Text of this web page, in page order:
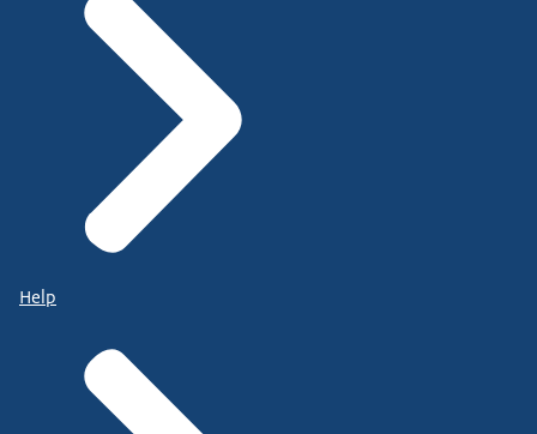
Help